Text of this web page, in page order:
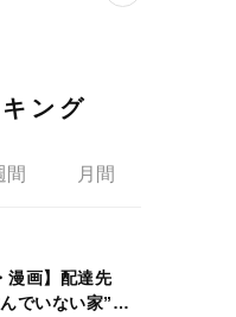
ング
間 月間
漫画】配達先
でいない家”…